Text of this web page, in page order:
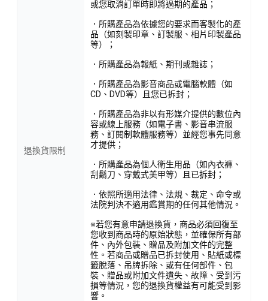
退換貨限制
或您取消訂單時即將過期的產品；
．所購產品為依據您的要求而客製化的產
品（如刻製印章、訂製服、相片印製產品
等）；
．所購產品為報紙、期刊或雜誌；
．所購產品為影音商品或電腦軟體（如
CD、DVD等）且您已拆封；
．所購產品為非以有形媒介提供的數位內
容或線上服務（如電子書、影音串流服
務、訂閱制軟體服務等）並經您事先同意
才提供；
．所購產品為個人衛生用品（如內衣褲、
刮鬍刀、穿戴式美甲等）且已拆封；
．依照所適用法律、法規、裁定、命令或
法院判決不適用鑑賞期的任何其他情況。
※若您有意申請退換貨，商品必須回復至
您收到商品時的原始狀態，並確保所有部
件、內外包裝、贈品及附加文件的完整
性。若商品或贈品已拆封使用、貼紙或標
籤脫落、吊牌拆除、或有任何部件、包
裝、贈品或附加文件遺失、故障、受到污
損等情況，您的退換貨權益有可能受到影
響。